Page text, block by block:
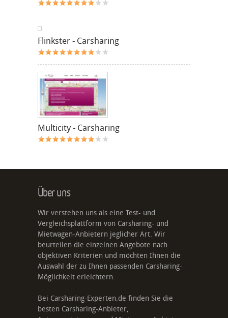
Flinkster - Carsharing
Multicity - Carsharing
Über uns
Wir verstehen uns als eine Test- und
Vergleichsplattform von Carsharing- und
Mietwagen-Anbietern jeglicher Art. Wir
beurteilen die einzelnen Angebote nach
objektiven Kriterien und möchten Ihnen die
Auswahl der zu Ihnen passenden Carsharing-
Möglichkeit erleichtern.
Bei Carsharing-Experten.de finden Sie die
besten Carsharing-Anbieter,